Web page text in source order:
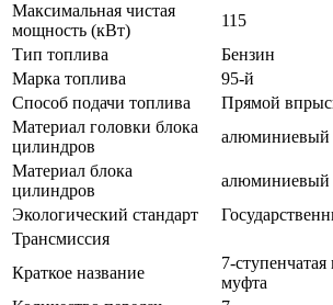
Максимальная чистая
мощность (кВт)
115
Тип топлива
Бензин
Марка топлива
95-й
Способ подачи топлива
Прямой
Материал головки блока
цилиндров
алюминиевый
Материал блока
цилиндров
алюминиевый
Экологический стандарт
Трансмиссия
Краткое название
7-
муфта